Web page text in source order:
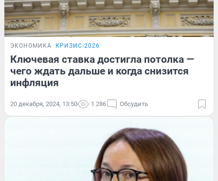
ЭКОНОМИКА КРИЗИС-2026
Ключевая ставка достигла потолка —
чего ждать дальше и когда снизится
инфляция
20 декабря, 2024, 13:50 1 286 Обсудить